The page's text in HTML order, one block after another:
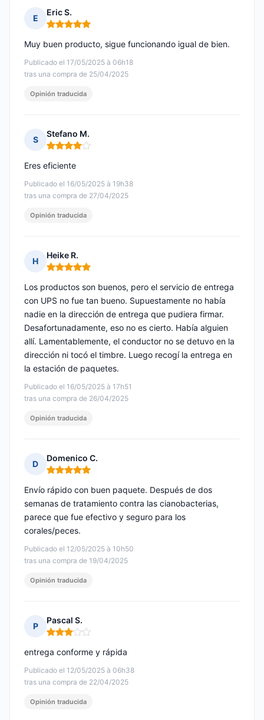
E
Eric S.
Nota: 5 de 5
Publicado el 17/05/2025 à 06h18
tras una compra de 25/04/2025
Muy buen producto, sigue funcionando igual de bien.
Opinión traducida
S
Stefano M.
Nota: 4 de 5
Publicado el 16/05/2025 à 19h38
tras una compra de 27/04/2025
Eres eficiente
Opinión traducida
H
Heike R.
Nota: 5 de 5
Publicado el 16/05/2025 à 17h51
tras una compra de 26/04/2025
Los productos son buenos, pero el servicio de entrega
con UPS no fue tan bueno. Supuestamente no había
nadie en la dirección de entrega que pudiera firmar.
Desafortunadamente, eso no es cierto. Había alguien
allí. Lamentablemente, el conductor no se detuvo en la
dirección ni tocó el timbre. Luego recogí la entrega en
la estación de paquetes.
Opinión traducida
D
Domenico C.
Nota: 5 de 5
Publicado el 12/05/2025 à 10h50
tras una compra de 19/04/2025
Envío rápido con buen paquete. Después de dos
semanas de tratamiento contra las cianobacterias,
parece que fue efectivo y seguro para los
corales/peces.
Opinión traducida
P
Pascal S.
Nota: 3 de 5
Publicado el 12/05/2025 à 06h38
tras una compra de 22/04/2025
entrega conforme y rápida
Opinión traducida